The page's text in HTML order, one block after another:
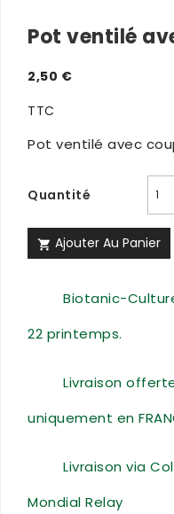
Pot ventilé
2,50 €
TTC
Pot ventilé avec
Quantité
 Ajouter Au Panier
Biotanic-
22 printemps.
Livraison
uniquement en
Livraison via
Mondial Relay